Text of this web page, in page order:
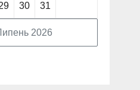
2026
30 31